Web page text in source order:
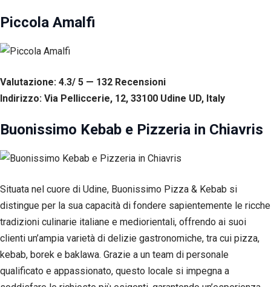
Piccola Amalfi
Valutazione: 4.3/ 5 — 132 Recensioni
Indirizzo: Via Pelliccerie, 12, 33100 Udine UD, Italy
Buonissimo Kebab e Pizzeria in Chiavris
Situata nel cuore di Udine, Buonissimo Pizza & Kebab si
distingue per la sua capacità di fondere sapientemente le ricche
tradizioni culinarie italiane e mediorientali, offrendo ai suoi
clienti un’ampia varietà di delizie gastronomiche, tra cui pizza,
kebab, borek e baklawa. Grazie a un team di personale
qualificato e appassionato, questo locale si impegna a